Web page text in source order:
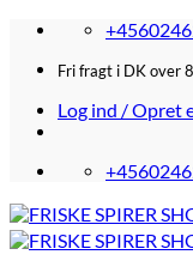
Fortsæt
indholdFri fragt i DK over
Log ind / Opret